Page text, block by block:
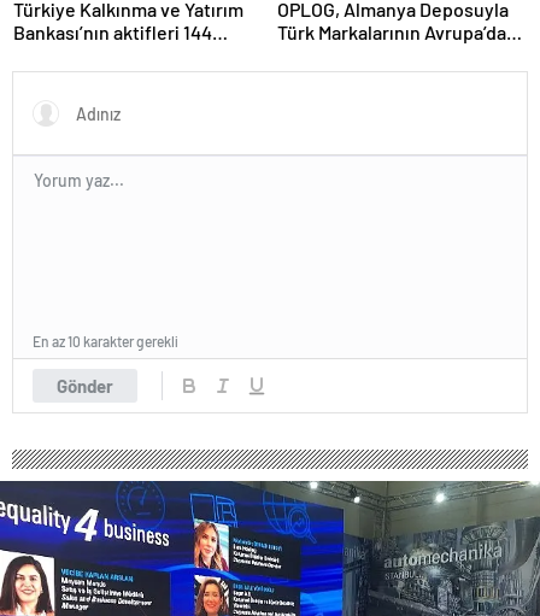
Türkiye Kalkınma ve Yatırım
Bankası’nın aktifleri 144
OPLOG, Almanya Deposuyla
Türk Markalarının Avrupa’da
Gönder
En az 10 karakter gerekli